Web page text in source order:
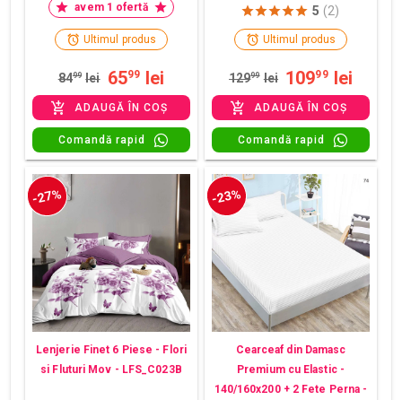
avem 1 ofertă
Ultimul produs
8499 lei 6599 lei
ADAUGĂ ÎN COȘ
Comandă rapid
5 (2)
Ultimul produs
12999 lei 10999 lei
ADAUGĂ ÎN COȘ
Comandă rapid
-27%
Lenjerie Finet 6 Piese - Flori
si Fluturi Mov - LFS_C023B
-23%
Cearceaf din Damasc
Premium cu Elastic -
140/160x200 + 2 Fete Perna -